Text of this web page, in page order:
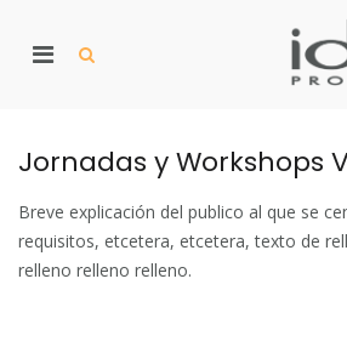
contentPrimary
Show
Jornadas y Workshops
Breve explicación del publico al que se
requisitos, etcetera, etcetera, texto de
relleno relleno relleno.